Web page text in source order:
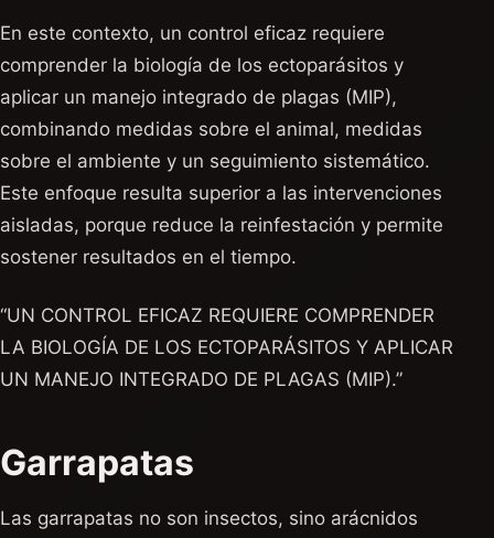
En este contexto, un control eficaz requiere
comprender la biología de los ectoparásitos y
aplicar un manejo integrado de plagas (MIP),
combinando medidas sobre el animal, medidas
sobre el ambiente y un seguimiento sistemático.
Este enfoque resulta superior a las intervenciones
aisladas, porque reduce la reinfestación y permite
sostener resultados en el tiempo.
“UN CONTROL EFICAZ REQUIERE COMPRENDER
LA BIOLOGÍA DE LOS ECTOPARÁSITOS Y APLICAR
UN MANEJO INTEGRADO DE PLAGAS (MIP).”
Garrapatas
Las garrapatas no son insectos, sino arácnidos